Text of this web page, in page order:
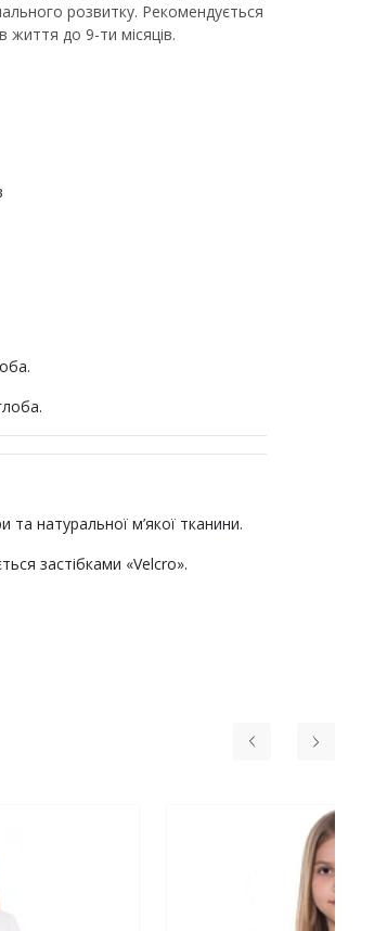
розвитку. Рекомендується
життя до 9-ти місяців.
та натуральної м’якої тканини.
застібками «Velcro».